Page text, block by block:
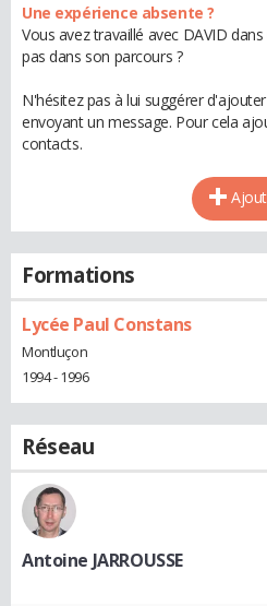
Une expérience absente ?
Vous avez travaillé avec DAVID
pas dans son parcours ?
N'hésitez pas à lui suggérer
envoyant un message. Pour cela
contacts.
Formations
Lycée Paul Constans
Montluçon
1994 - 1996
Réseau
Antoine JARROUSSE